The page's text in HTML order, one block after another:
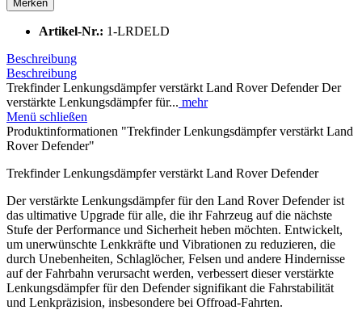
Merken
Artikel-Nr.: 1-LRDELD
Beschreibung
Beschreibung
Trekfinder Lenkungsdämpfer verstärkt Land Rover Defender Der
verstärkte Lenkungsdämpfer für... mehr
Menü schließen
Produktinformationen "Trekfinder Lenkungsdämpfer verstärkt Land
Rover Defender"
Trekfinder Lenkungsdämpfer verstärkt Land Rover Defender
Der verstärkte Lenkungsdämpfer für den Land Rover Defender ist
das ultimative Upgrade für alle, die ihr Fahrzeug auf die nächste
Stufe der Performance und Sicherheit heben möchten. Entwickelt,
um unerwünschte Lenkkräfte und Vibrationen zu reduzieren, die
durch Unebenheiten, Schlaglöcher, Felsen und andere Hindernisse
auf der Fahrbahn verursacht werden, verbessert dieser verstärkte
Lenkungsdämpfer für den Defender signifikant die Fahrstabilität
und Lenkpräzision, insbesondere bei Offroad-Fahrten.